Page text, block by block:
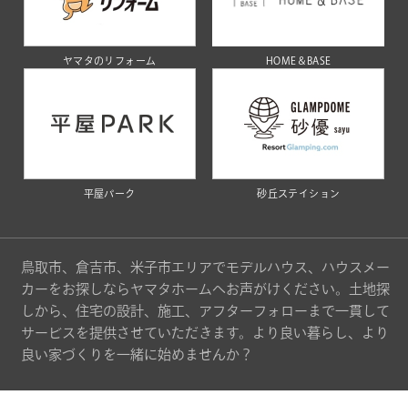
ヤマタのリフォーム HOME＆BASE
平屋パーク 砂丘ステイション
鳥取市、倉吉市、米子市エリアでモデルハウス、ハウスメー
カーをお探しならヤマタホームへお声がけください。土地探
しから、住宅の設計、施工、アフターフォローまで一貫して
サービスを提供させていただきます。より良い暮らし、より
良い家づくりを一緒に始めませんか？